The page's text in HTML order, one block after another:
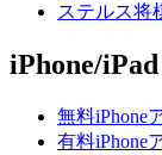
ステルス将
iPhone/iPad
無料iPhone
有料iPhone